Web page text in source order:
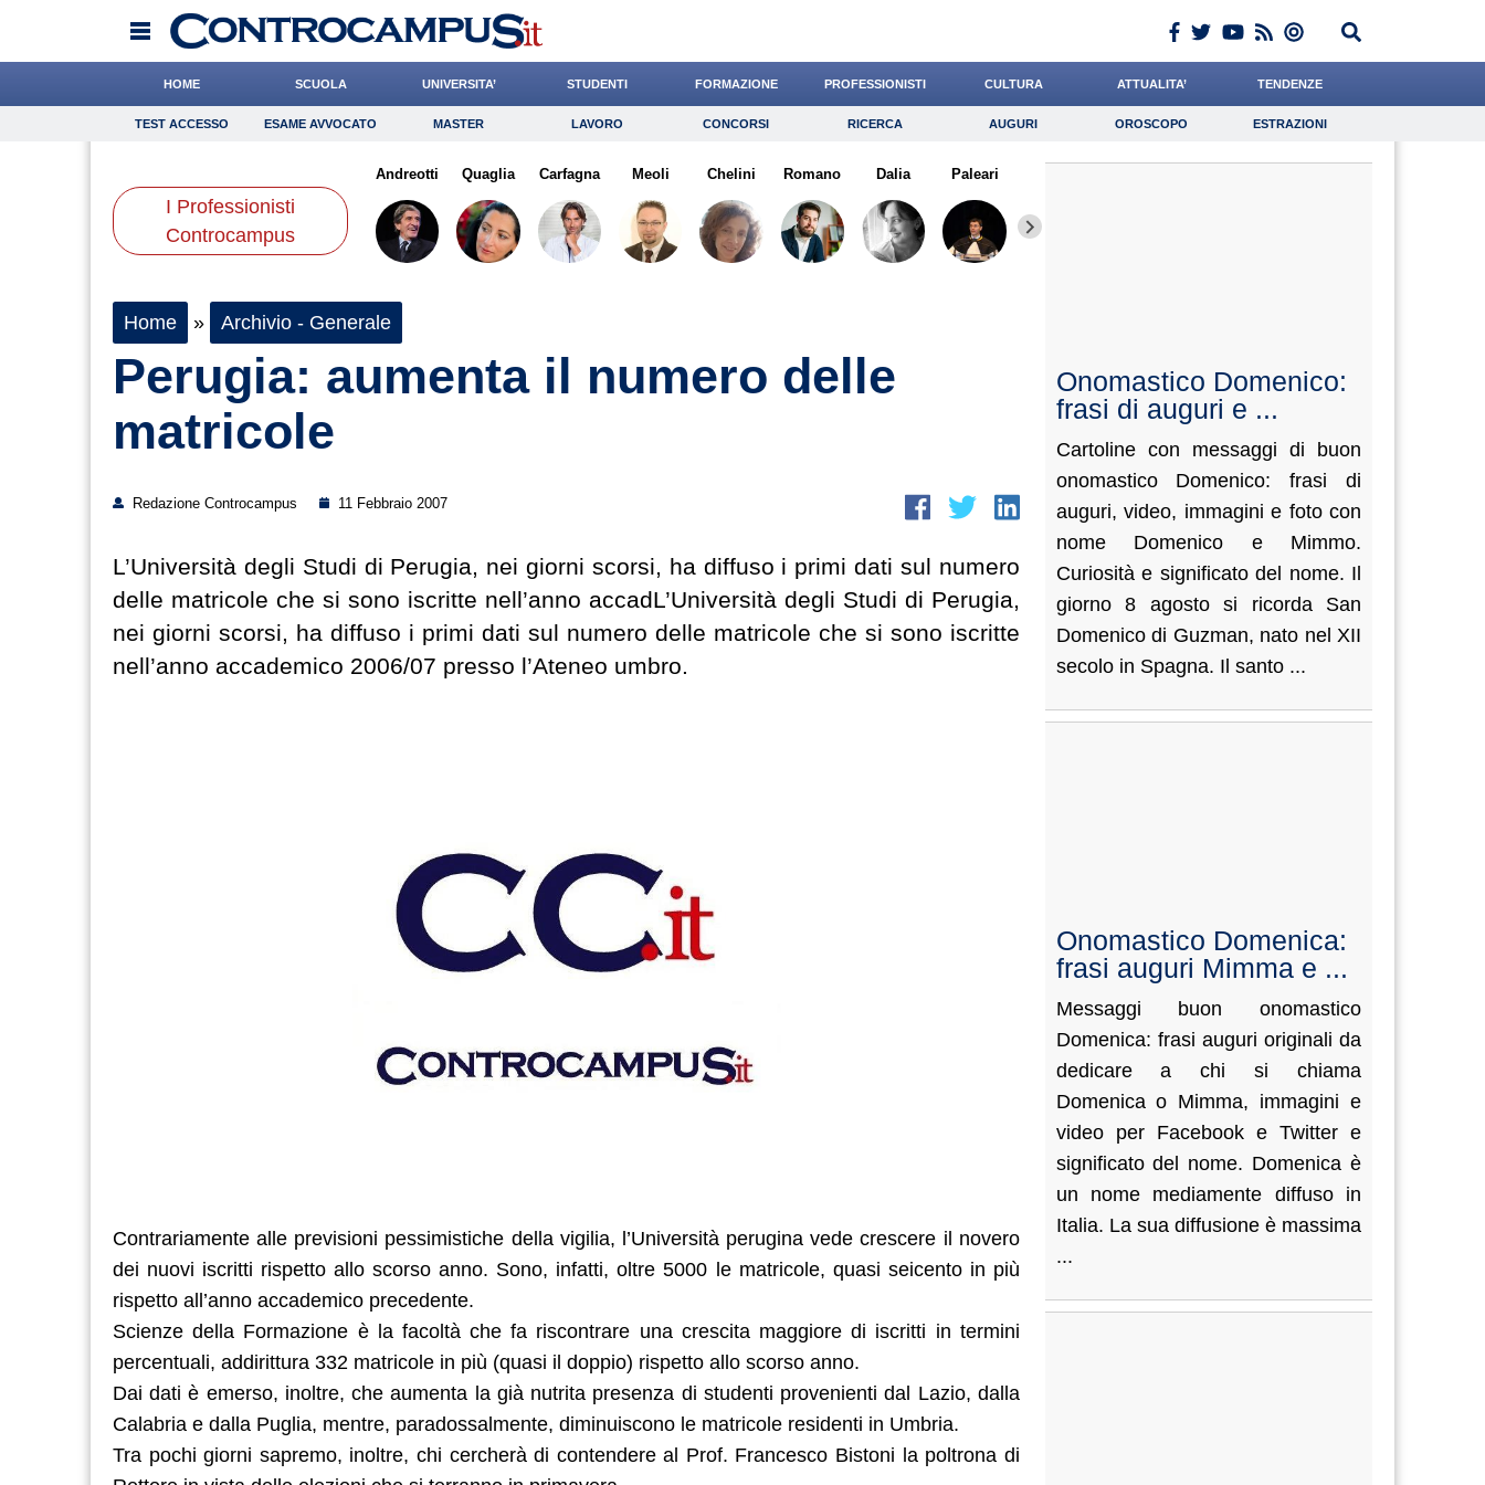
HOME SCUOLA UNIVERSITA’ STUDENTI FORMAZIONE PROFESSIONISTI CULTURA ATTUALITA’ TENDENZE
TEST ACCESSO Esame Avvocato Master Lavoro Concorsi Ricerca Auguri Oroscopo Estrazioni
Consigli Risparmio Diritto Economia Giornalista
Scienze
TEST ACCESSO ESAME AVVOCATO MASTER LAVORO CONCORSI RICERCA AUGURI OROSCOPO ESTRAZIONI
I Professionisti
Controcampus
Andreotti Quaglia Carfagna Meoli Chelini Romano Dalia Paleari
Home » Archivio - Generale
Perugia: aumenta il numero delle
matricole
Redazione Controcampus 11 Febbraio 2007
L’Università degli Studi di Perugia, nei giorni scorsi, ha diffuso i primi dati sul numero
delle matricole che si sono iscritte nell’anno accadL’Università degli Studi di Perugia,
nei giorni scorsi, ha diffuso i primi dati sul numero delle matricole che si sono iscritte
nell’anno accademico 2006/07 presso l’Ateneo umbro.
Contrariamente alle previsioni pessimistiche della vigilia, l’Università perugina vede crescere il novero
dei nuovi iscritti rispetto allo scorso anno. Sono, infatti, oltre 5000 le matricole, quasi seicento in più
rispetto all’anno accademico precedente.
Scienze della Formazione è la facoltà che fa riscontrare una crescita maggiore di iscritti in termini
percentuali, addirittura 332 matricole in più (quasi il doppio) rispetto allo scorso anno.
Dai dati è emerso, inoltre, che aumenta la già nutrita presenza di studenti provenienti dal Lazio, dalla
Calabria e dalla Puglia, mentre, paradossalmente, diminuiscono le matricole residenti in Umbria.
Tra pochi giorni sapremo, inoltre, chi cercherà di contendere al Prof. Francesco Bistoni la poltrona di
Onomastico Domenico:
frasi di auguri e ...
Cartoline con messaggi di buon
onomastico Domenico: frasi di
auguri, video, immagini e foto con
nome Domenico e Mimmo.
Curiosità e significato del nome. Il
giorno 8 agosto si ricorda San
Domenico di Guzman, nato nel XII
secolo in Spagna. Il santo ...
Onomastico Domenica:
frasi auguri Mimma e ...
Messaggi buon onomastico
Domenica: frasi auguri originali da
dedicare a chi si chiama
Domenica o Mimma, immagini e
video per Facebook e Twitter e
significato del nome. Domenica è
un nome mediamente diffuso in
Italia. La sua diffusione è massima
...